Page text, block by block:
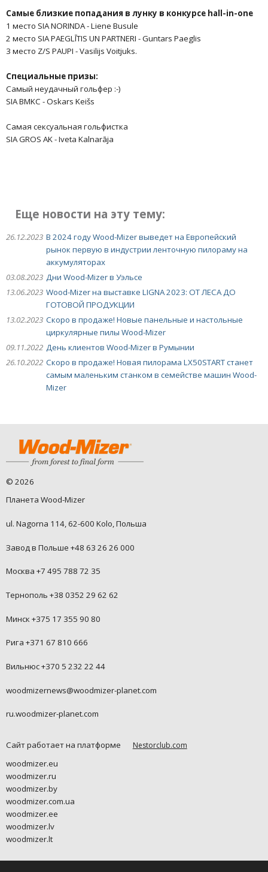
Самые близкие попадания в лунку в конкурсе hall-in-one
1 место SIA NORINDA - Liene Busule
2 место SIA PAEGLĪTIS UN PARTNERI - Guntars Paeglis
3 место Z/S PAUPI - Vasilijs Voitjuks.
Специальные призы:
Самый неудачный гольфер :-)
SIA BMKC - Oskars Keišs
Самая сексуальная гольфистка
SIA GROS AK - Iveta Kalnarāja
Еще новости на эту тему:
26.12.2023 В 2024 году Wood-Mizer выведет на Европейский
рынок первую в индустрии ленточную пилораму на
аккумуляторах
03.08.2023 Дни Wood-Mizer в Уэльсе
13.06.2023 Wood-Mizer на выставке LIGNA 2023: ОТ ЛЕСА ДО
ГОТОВОЙ ПРОДУКЦИИ
13.02.2023 Скоро в продаже! Новые панельные и настольные
циркулярные пилы Wood-Mizer
09.11.2022 День клиентов Wood-Mizer в Румынии
26.10.2022 Скоро в продаже! Новая пилорама LX50START станет
самым маленьким станком в семействе машин Wood-
Mizer
© 2026
Планета Wood-Mizer
ul. Nagorna 114, 62-600 Kolo, Польша
Завод в Польше +48 63 26 26 000
Москва +7 495 788 72 35
Тернополь +38 0352 29 62 62
Минск +375 17 355 90 80
Рига +371 67 810 666
Вильнюс +370 5 232 22 44
woodmizernews@woodmizer-planet.com
ru.woodmizer-planet.com
Сайт работает на платформе Nestorclub.com
woodmizer.eu
woodmizer.ru
woodmizer.by
woodmizer.com.ua
woodmizer.ee
woodmizer.lv
woodmizer.lt